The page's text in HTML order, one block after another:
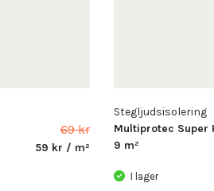
69 kr
59 kr / m²
Stegljudsisolering
Multiprotec Super
9 m²
I lager